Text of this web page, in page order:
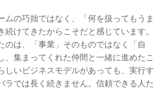
ムの巧拙ではなく、「何を扱ってもうま
続けてきたからこそだと感じています。
のは、「事業」そのものではなく「自
、集まってくれた仲間と一緒に進めたこ
しいビジネスモデルがあっても、実行す
ラでは長く続きません。信頼できる人た